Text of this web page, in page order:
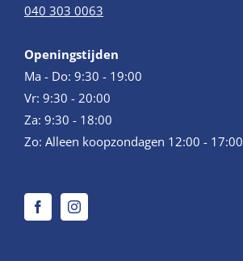
040 303 0063
Openingstijden
Ma - Do: 9:30 - 19:00
Vr: 9:30 - 20:00
Za: 9:30 - 18:00
Zo: Alleen koopzondagen 12:00 - 17:00